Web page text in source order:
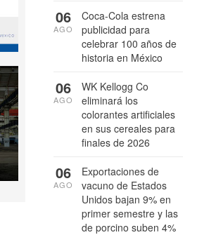
Coca-Cola estrena
publicidad para
celebrar 100 años de
historia en México
06
AGO
WK Kellogg Co
eliminará los
colorantes artificiales
en sus cereales para
finales de 2026
06
AGO
Exportaciones de
vacuno de Estados
Unidos bajan 9% en
primer semestre y las
de porcino suben 4%
06
AGO